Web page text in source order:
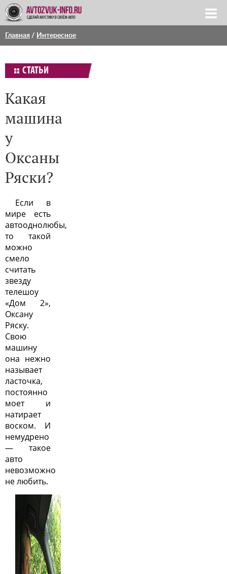
Главная / Интересное
СТАТЬИ
Какая
машина
у
Оксаны
Ряски?
Если в
мире есть
автооднолюбы,
то такой
можно
смело
считать
звезду
телешоу
«Дом 2»,
Оксану
Ряску.
Свою
машину
она нежно
называет
ласточка,
постоянно
моет и
натирает
воском. И
немудрено
— такое
авто
невозможно
не любить.